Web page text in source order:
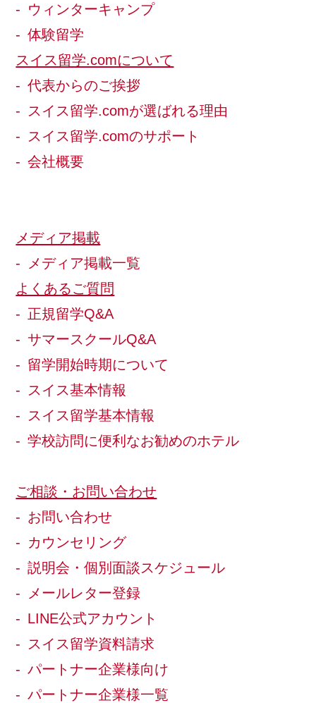
ウィンターキャンプ
体験留学
スイス留学.comについて
代表からのご挨拶
スイス留学.comが選ばれる理由
スイス留学.comのサポート
会社概要
メディア掲載
メディア掲載一覧
よくあるご質問
正規留学Q&A
サマースクールQ&A
留学開始時期について
スイス基本情報
スイス留学基本情報
学校訪問に便利なお勧めのホテル
ご相談・お問い合わせ
お問い合わせ
カウンセリング
説明会・個別面談スケジュール
メールレター登録
LINE公式アカウント
スイス留学資料請求
パートナー企業様向け
パートナー企業様一覧